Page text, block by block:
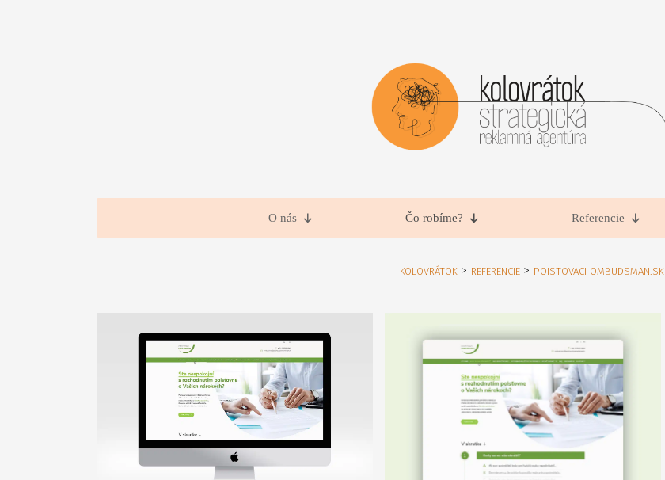
O nás Čo robíme? Referencie
KOLOVRÁTOK > REFERENCIE > POISTOVACI OMBUDSMAN.SK